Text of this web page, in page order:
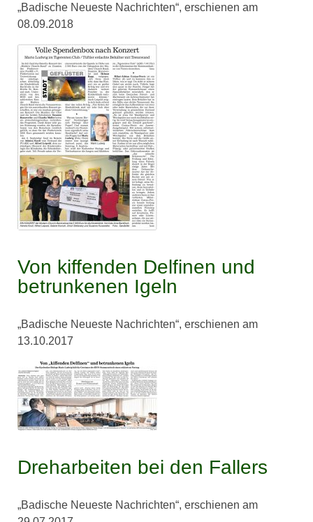
„Badische Neueste Nachrichten“, erschienen am
08.09.2018
Von kiffenden Delfinen und
betrunkenen Igeln
„Badische Neueste Nachrichten“, erschienen am
13.10.2017
Dreharbeiten bei den Fallers
„Badische Neueste Nachrichten“, erschienen am